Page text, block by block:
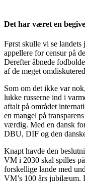
Det har været en
Først skulle vi se
appellere for censur på
Derefter åbnede
af de meget
Som om det ikke var
lukke russerne ind i
aftalt på området
en mangel på
værdig. Med en dansk
DBU, DIF og den
Knapt havde den
VM i 2030 skal spilles
forskellige lande med
VM’s 100 års jubilæum.